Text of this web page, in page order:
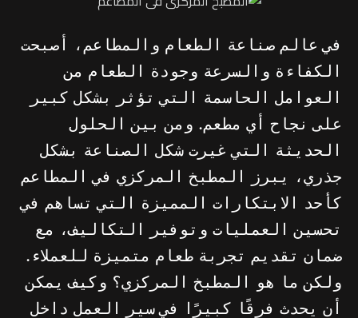
في عالم صناعة الطعام والمطاعم، أصبحت
الكفاءة والسرعة وجودة الطعام من
العوامل الحاسمة التي تؤثر بشكل كبير
على نجاح أي مطعم. ومن بين الحلول
الحديثة التي غيرت شكل الصناعة بشكل
جذري، يبرز المطبخ المركزي في المطاعم
كأحد الابتكارات المميزة التي تساهم في
تحسين العمليات وتوفير التكاليف، مع
ضمان تقديم تجربة طعام متميزة للعملاء.
ولكن ما هو المطبخ المركزي؟ وكيف يمكن
أن يحدث فرقًا كبيرًا في سير العمل داخل